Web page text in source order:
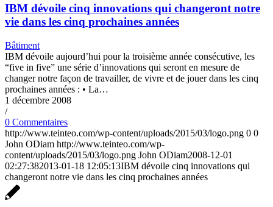
IBM dévoile cinq innovations qui changeront notre
vie dans les cinq prochaines années
Bâtiment
IBM dévoile aujourd’hui pour la troisième année consécutive, les
“five in five” une série d’innovations qui seront en mesure de
changer notre façon de travailler, de vivre et de jouer dans les cinq
prochaines années : • La…
1 décembre 2008
/
0 Commentaires
http://www.teinteo.com/wp-content/uploads/2015/03/logo.png 0 0
John ODiam http://www.teinteo.com/wp-
content/uploads/2015/03/logo.png John ODiam2008-12-01
02:27:382013-01-18 12:05:13IBM dévoile cinq innovations qui
changeront notre vie dans les cinq prochaines années